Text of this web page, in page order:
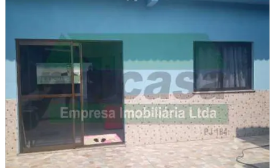
Dispenso Curiosos, Financeiras e Corretores.
Área de serviço